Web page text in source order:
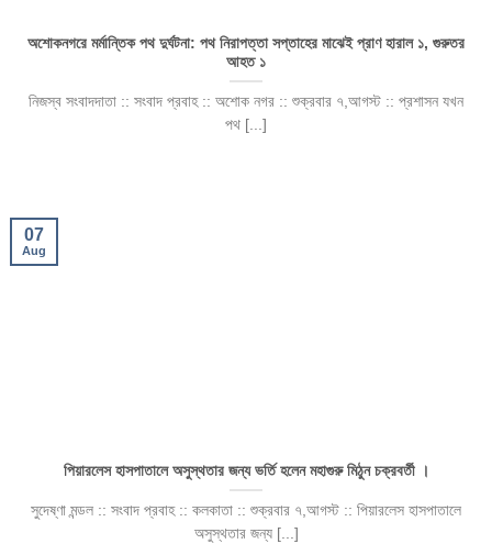
অশোকনগরে মর্মান্তিক পথ দুর্ঘটনা: পথ নিরাপত্তা সপ্তাহের মাঝেই প্রাণ হারাল ১, গুরুতর
আহত ১
নিজস্ব সংবাদদাতা :: সংবাদ প্রবাহ :: অশোক নগর :: শুক্রবার ৭,আগস্ট :: প্রশাসন যখন
পথ [...]
পিয়ারলেস হাসপাতালে অসুস্থতার জন্য ভর্তি হলেন মহাগুরু মিঠুন চক্রবর্তী ।
সুদেষ্ণা মন্ডল :: সংবাদ প্রবাহ :: কলকাতা :: শুক্রবার ৭,আগস্ট :: পিয়ারলেস হাসপাতালে
অসুস্থতার জন্য [...]
07
Aug